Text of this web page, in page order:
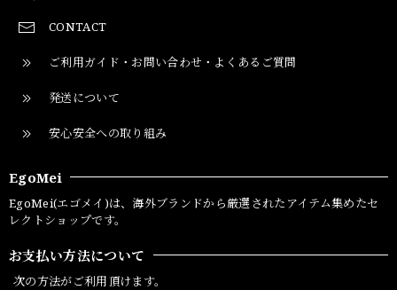
CONTACT
ご利用ガイド・お問い合わせ・よくあるご質問
発送について
安心安全への取り組み
EgoMei
EgoMei(エゴメイ)は、海外ブランドから厳選されたアイテム集めたセ
レクトショップです。
お支払い方法について
次の方法がご利用頂けます。